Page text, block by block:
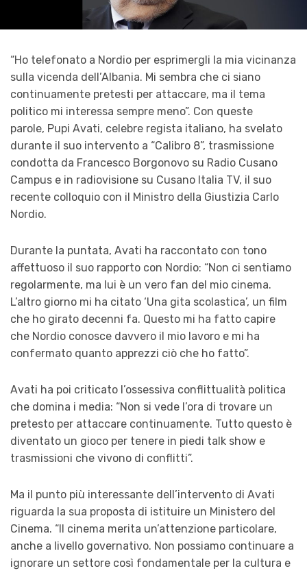
“Ho telefonato a Nordio per esprimergli la mia vicinanza
sulla vicenda dell’Albania. Mi sembra che ci siano
continuamente pretesti per attaccare, ma il tema
politico mi interessa sempre meno”. Con queste
parole, Pupi Avati, celebre regista italiano, ha svelato
durante il suo intervento a “Calibro 8”, trasmissione
condotta da Francesco Borgonovo su Radio Cusano
Campus e in radiovisione su Cusano Italia TV, il suo
recente colloquio con il Ministro della Giustizia Carlo
Nordio.
Durante la puntata, Avati ha raccontato con tono
affettuoso il suo rapporto con Nordio: “Non ci sentiamo
regolarmente, ma lui è un vero fan del mio cinema.
L’altro giorno mi ha citato ‘Una gita scolastica’, un film
che ho girato decenni fa. Questo mi ha fatto capire
che Nordio conosce davvero il mio lavoro e mi ha
confermato quanto apprezzi ciò che ho fatto”.
Avati ha poi criticato l’ossessiva conflittualità politica
che domina i media: “Non si vede l’ora di trovare un
pretesto per attaccare continuamente. Tutto questo è
diventato un gioco per tenere in piedi talk show e
trasmissioni che vivono di conflitti”.
Ma il punto più interessante dell’intervento di Avati
riguarda la sua proposta di istituire un Ministero del
Cinema. “ Il cinema merita un’attenzione particolare,
anche a livello governativo. Non possiamo continuare a
ignorare un settore così fondamentale per la cultura e